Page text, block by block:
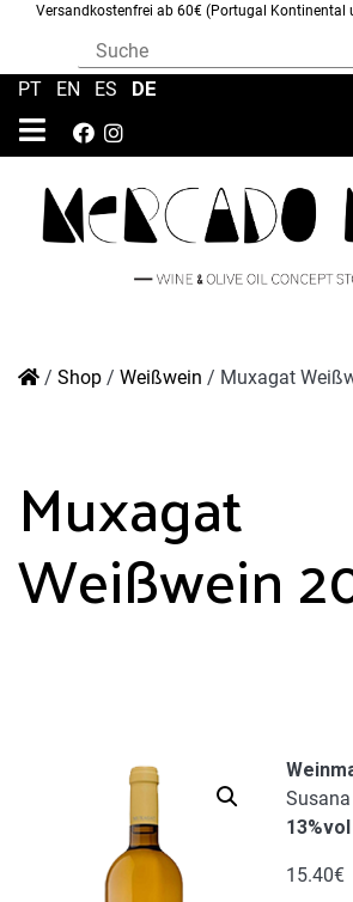
Versandkostenfrei ab 60€ (Portugal Kontinental
PT EN ES DE
/ Shop / Weißwein / Muxagat
Muxagat
Weißwein
13%vol
15.40€